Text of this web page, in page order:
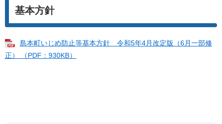
基本方針
島本町いじめ防止等基本方針 令和5年4月改定版（6月一部修
正） （PDF：930KB）